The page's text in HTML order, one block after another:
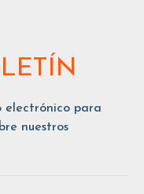
electrónico para
nuestros